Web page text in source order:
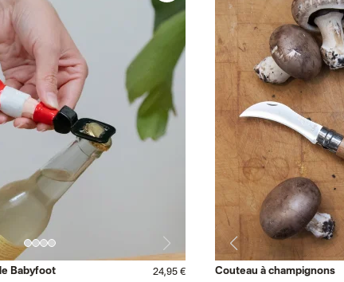
Babyfoot 24,95 € Couteau à champignons